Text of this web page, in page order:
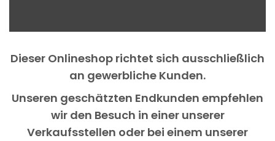
Dieser Onlineshop richtet sich ausschließlich
an gewerbliche Kunden.
Unseren geschätzten Endkunden empfehlen
wir den Besuch in einer unserer
Verkaufsstellen oder bei einem unserer